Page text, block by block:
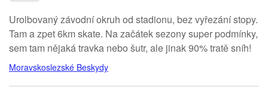
Urolbovaný závodní okruh od stadionu, bez vyřezání stopy.
Tam a zpet 6km skate. Na začátek sezony super podmínky,
sem tam nějaká travka nebo šutr, ale jinak 90% tratě sníh!
Moravskoslezské Beskydy